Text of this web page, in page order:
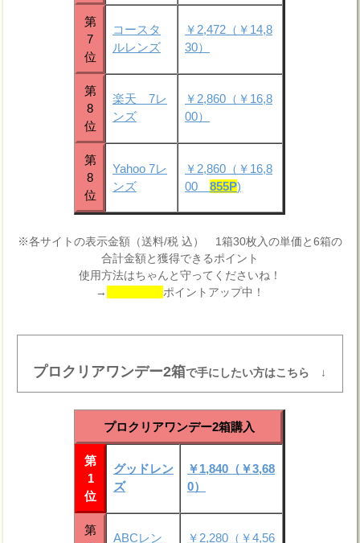
第
7
位
コースタ
ルレンズ
￥2,472（￥14,8
30）
第
8
位
楽天 7レ
ンズ
￥2,860（￥16,8
00）
第
8
位
Yahoo 7レ
ンズ
￥2,860（￥16,8
00 855P)
※各サイトの表示金額（送料/税 込） 1箱30枚入の単価と6箱の
合計金額と獲得できるポイント
使用方法はちゃんと守ってくださいね！
→
ポイントアップ中！
プロクリアワンデー2箱で手にしたい方はこちら ↓
プロクリアワンデー2箱購入
第
1
位
グッドレン
ズ
￥1,840（￥3,68
0）
第
ABCレン
￥2,280（￥4,56